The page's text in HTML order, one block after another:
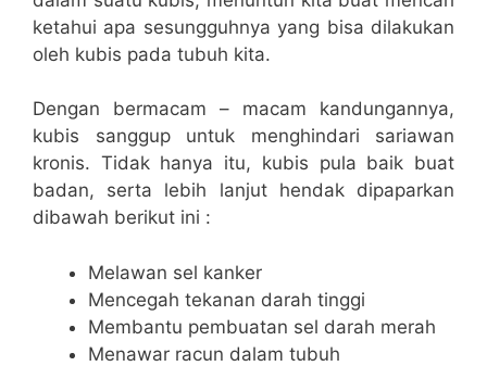
ketahui apa sesungguhnya yang bisa dilakukan
oleh kubis pada tubuh kita.
Dengan bermacam – macam kandungannya,
kubis sanggup untuk menghindari sariawan
kronis. Tidak hanya itu, kubis pula baik buat
badan, serta lebih lanjut hendak dipaparkan
dibawah berikut ini :
Melawan sel kanker
Mencegah tekanan darah tinggi
Membantu pembuatan sel darah merah
Menawar racun dalam tubuh